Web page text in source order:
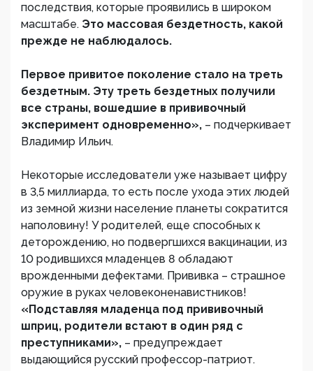
последствия, которые проявились в широком
масштабе. Это массовая бездетность, какой
прежде не наблюдалось.
Первое привитое поколение стало на треть
бездетным. Эту треть бездетных получили
все страны, вошедшие в прививочный
эксперимент одновременно», – подчеркивает
Владимир Ильич.
Некоторые исследователи уже называет цифру
в 3,5 миллиарда, то есть после ухода этих людей
из земной жизни население планеты сократится
наполовину! У родителей, еще способных к
деторождению, но подвергшихся вакцинации, из
10 родившихся младенцев 8 обладают
врожденными дефектами. Прививка – страшное
оружие в руках человеконенавистников!
«Подставляя младенца под прививочный
шприц, родители встают в один ряд с
преступниками», – предупреждает
выдающийся русский профессор-патриот.